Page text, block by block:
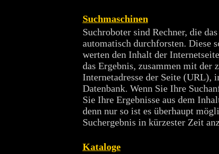
Suchmaschinen
Suchroboter sind Rechner, die
automatisch durchforsten. Diese
werten den Inhalt der
das Ergebnis, zusammen mit der
Internetadresse der Seite (URL),
Datenbank. Wenn Sie Ihre
Sie Ihre Ergebnisse aus dem
denn nur so ist es überhaupt
Suchergebnis in kürzester Zeit
Kataloge